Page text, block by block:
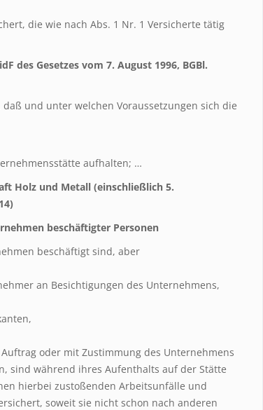
die wie nach Abs. 1 Nr. 1 Versicherte tätig
des Gesetzes vom 7. August 1996, BGBl.
und unter welchen Voraussetzungen sich die
aufhalten; …
Holz und Metall (einschließlich 5.
beschäftigter Personen
beschäftigt sind, aber
an Besichtigungen des Unternehmens,
oder mit Zustimmung des Unternehmens
sind während ihres Aufenthalts auf der Stätte
hierbei zustoßenden Arbeitsunfälle und
soweit sie nicht schon nach anderen